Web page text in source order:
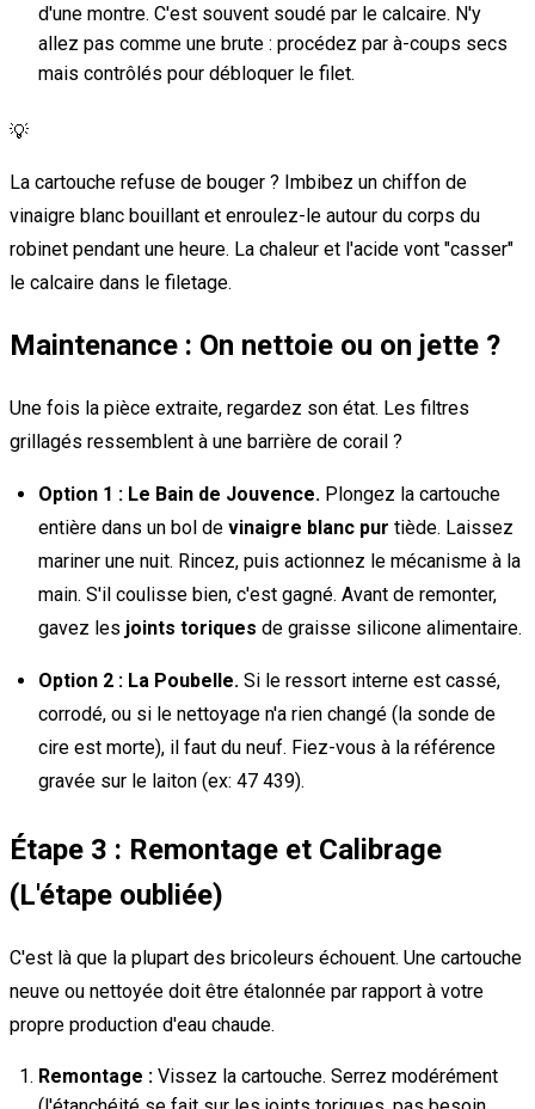
d'une montre. C'est souvent soudé par le calcaire. N'y
allez pas comme une brute : procédez par à-coups secs
mais contrôlés pour débloquer le filet.
💡
La cartouche refuse de bouger ? Imbibez un chiffon de
vinaigre blanc bouillant et enroulez-le autour du corps du
robinet pendant une heure. La chaleur et l'acide vont "casser"
le calcaire dans le filetage.
Maintenance : On nettoie ou on jette ?
Une fois la pièce extraite, regardez son état. Les filtres
grillagés ressemblent à une barrière de corail ?
Option 1 : Le Bain de Jouvence. Plongez la cartouche
entière dans un bol de vinaigre blanc pur tiède. Laissez
mariner une nuit. Rincez, puis actionnez le mécanisme à la
main. S'il coulisse bien, c'est gagné. Avant de remonter,
gavez les joints toriques de graisse silicone alimentaire.
Option 2 : La Poubelle. Si le ressort interne est cassé,
corrodé, ou si le nettoyage n'a rien changé (la sonde de
cire est morte), il faut du neuf. Fiez-vous à la référence
gravée sur le laiton (ex: 47 439).
Étape 3 : Remontage et Calibrage
(L'étape oubliée)
C'est là que la plupart des bricoleurs échouent. Une cartouche
neuve ou nettoyée doit être étalonnée par rapport à votre
propre production d'eau chaude.
Remontage : Vissez la cartouche. Serrez modérément